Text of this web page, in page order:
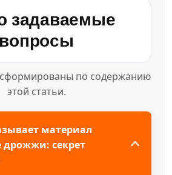
задаваемые
вопросы
сформированы по содержанию
этой статьи.
материал
секрет